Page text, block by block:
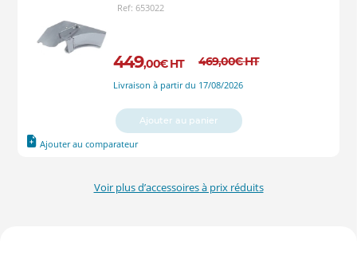
Ref: 653022
449,00€ HT 469,00€HT
Livraison à partir du 17/08/2026
Ajouter au comparateur
Ajouter au panier
Voir plus d’accessoires à prix réduits